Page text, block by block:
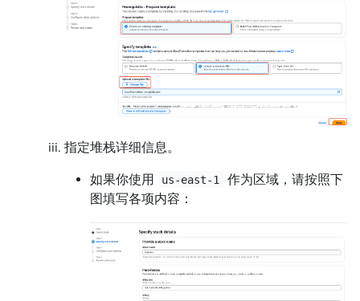
指定堆栈详细信息。
如果你使用 us-east-1
作为区域，请按照下
图填写各项内容：